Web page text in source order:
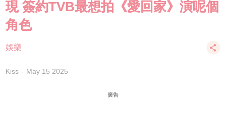
現 簽約TVB最想拍《愛回家》演呢個
角色
娛樂
Kiss May 15 2025
廣告